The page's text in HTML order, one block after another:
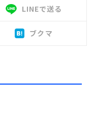
LINEで送る
ブクマ